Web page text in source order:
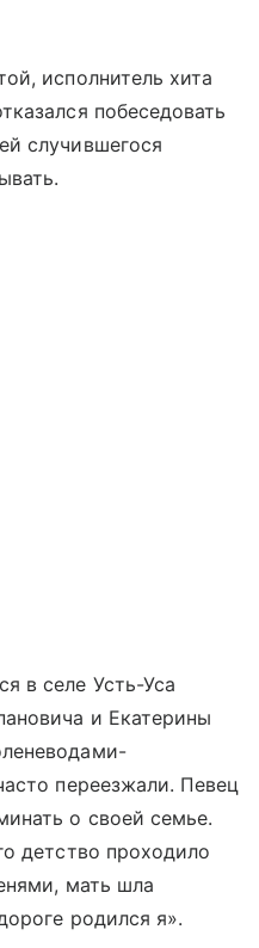
исполнитель хита
побеседовать
случившегося
в селе Усть-Уса
и Екатерины
переезжали. Певец
о своей семье.
детство проходило
мать шла
родился я».